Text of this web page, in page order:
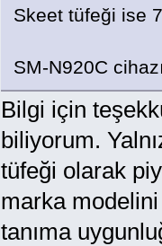
Skeet tüfeği ise
SM-N920C
Bilgi için
biliyorum.
tüfeği olarak
marka
tanıma